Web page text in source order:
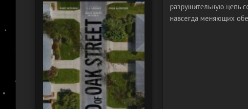
разрушительную цепь
навсегда меняющих